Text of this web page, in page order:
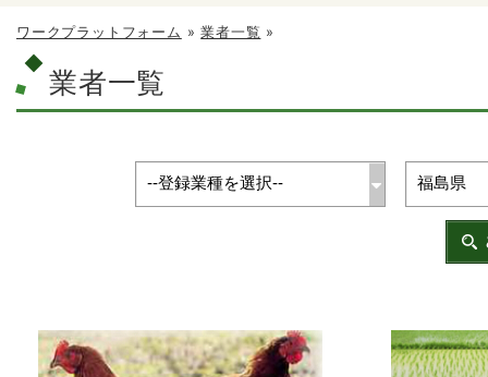
ワークプラットフォーム »業者一覧 »
業者一覧